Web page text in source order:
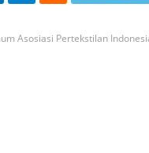
Asosiasi Pertekstilan